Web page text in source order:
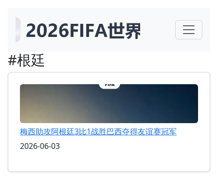
#根廷
梅西助攻阿根廷3比1战胜巴西夺得友谊赛冠军
2026-06-03